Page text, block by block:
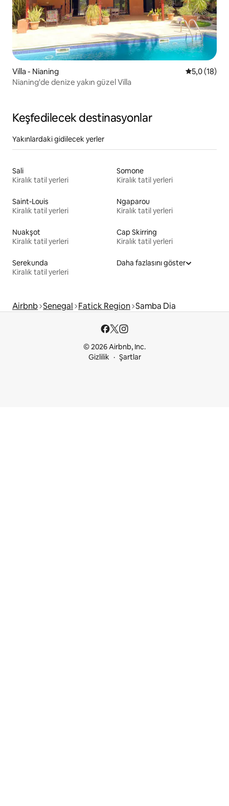
Villa - Nianing 55,0 (18)
Nianing'de denize yakın güzel Villa
Keşfedilecek destinasyonlar
Yakınlardaki gidilecek yerler
Sali
Kiralık tatil yerleri
Somone
Kiralık tatil yerleri
Saint-Louis
Kiralık tatil yerleri
Ngaparou
Kiralık tatil yerleri
Nuakşot
Kiralık tatil yerleri
Cap Skirring
Kiralık tatil yerleri
Serekunda
Kiralık tatil yerleri
Daha fazlasını göster
Airbnb Senegal Fatick Region Samba Dia
© 2026 Airbnb, Inc.
Gizlilik
Şartlar